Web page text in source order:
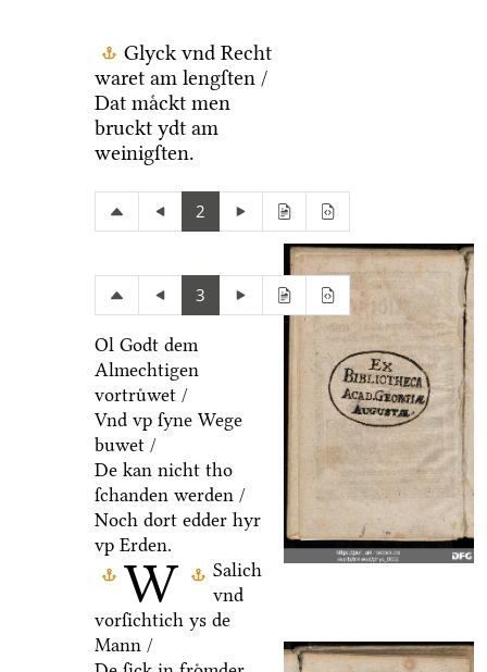
Glyck vnd Recht
waret am lengſten /
Dat maͤckt men
bruckt ydt am
weinigſten.
2
3
W
Ol Godt dem
Almechtigen
vortruͤwet /
Vnd vp ſyne Wege
buwet /
De kan nicht tho
ſchanden werden /
Noch dort edder hyr
vp Erden.
Salich
vnd
vorſichtich ys de
Mann /